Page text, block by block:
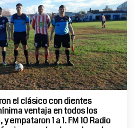
el clásico con dientes
ventaja en todos los
empataron 1 a 1. FM 10 Radio